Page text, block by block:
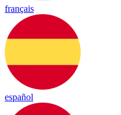
français
español